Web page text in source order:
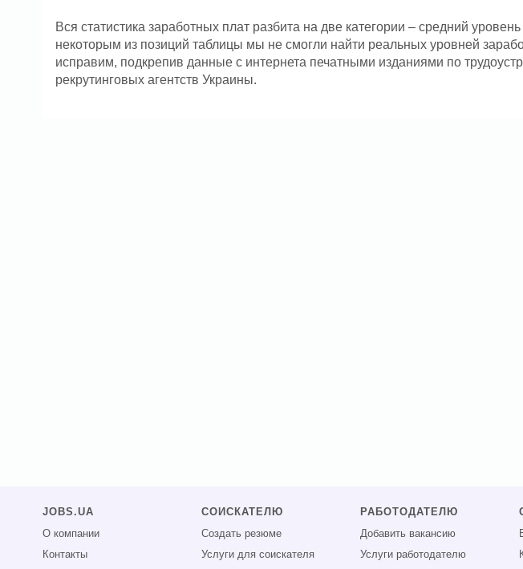
Вся статистика заработных плат разбита на две категории – средний
некоторым из позиций таблицы мы не смогли найти реальных уровней
исправим, подкрепив данные с интернета печатными изданиями по
рекрутинговых агентств Украины.
JOBS.UA
О компании
Контакты
СОИСКАТЕЛЮ
Создать резюме
Услуги для соискателя
РАБОТОДАТЕЛЮ
Добавить вакансию
Услуги работодателю